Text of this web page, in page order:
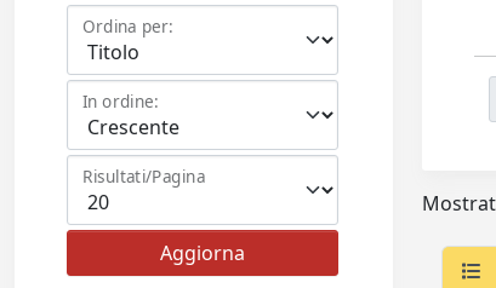
Ordina per:
In ordine:
Risultati/Pagina